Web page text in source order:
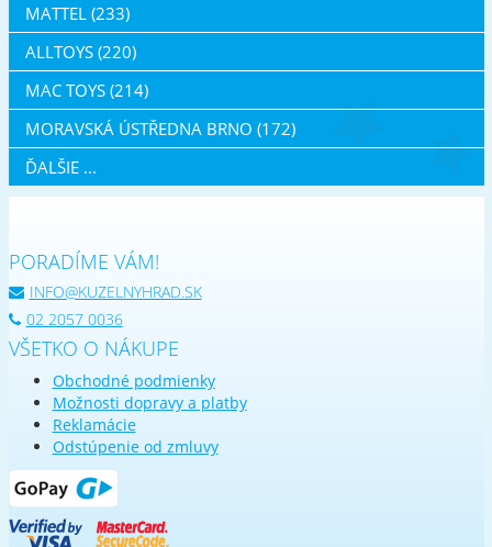
MATTEL (233)
ALLTOYS (220)
MAC TOYS (214)
MORAVSKÁ ÚSTŘEDNA BRNO (172)
ĎALŠIE ...
PORADÍME VÁM!
INFO@KUZELNYHRAD.SK
02 2057 0036
VŠETKO O NÁKUPE
Obchodné podmienky
Možnosti dopravy a platby
Reklamácie
Odstúpenie od zmluvy